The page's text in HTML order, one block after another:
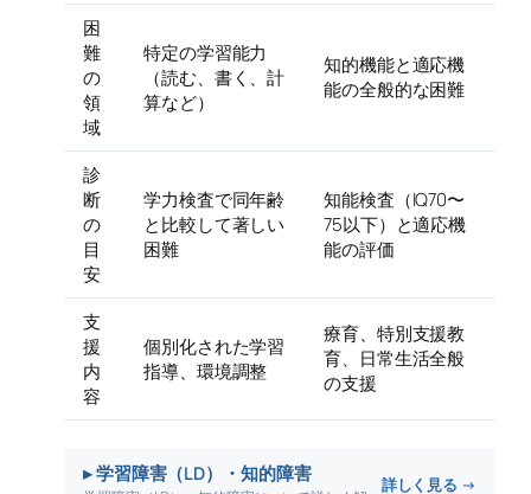
困
難
の
領
域
特定の学習能力
（読む、書く、計
算など）
知的機能と適応機
能の全般的な困難
診
断
の
目
安
学力検査で同年齢
と比較して著しい
困難
知能検査（IQ70〜
75以下）と適応機
能の評価
支
援
内
容
個別化された学習
指導、環境調整
療育、特別支援教
育、日常生活全般
の支援
▸ 学習障害（LD）・知的障害 詳しく見る →